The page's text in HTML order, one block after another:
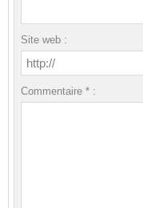
Site web :
Commentaire * :